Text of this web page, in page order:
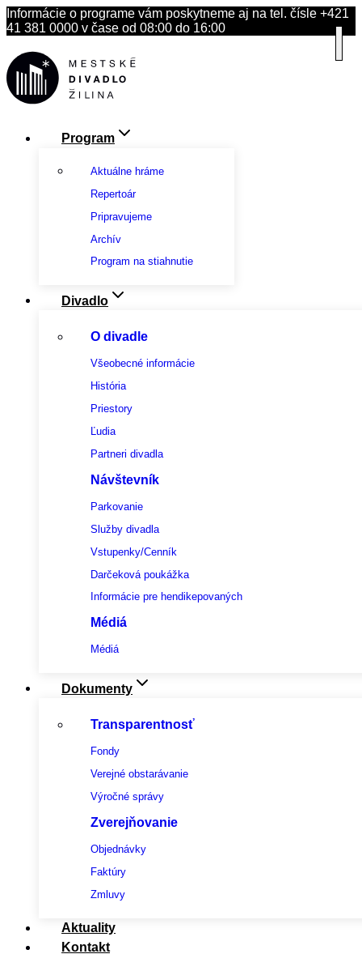
Skip
to
Informácie o programe vám poskytneme aj na tel. čísle +421
41 381 0000 v čase od 08:00 do 16:00
Program
Aktuálne hráme
Repertoár
Pripravujeme
Archív
Program na stiahnutie
Divadlo
O divadle
Všeobecné informácie
História
Priestory
Ľudia
Partneri divadla
Návštevník
Parkovanie
Služby divadla
Vstupenky/Cenník
Darčeková poukážka
Informácie pre hendikepovaných
Médiá
Médiá
Dokumenty
Transparentnosť
Fondy
Verejné obstarávanie
Výročné správy
Zverejňovanie
Objednávky
Faktúry
Zmluvy
Aktuality
Kontakt